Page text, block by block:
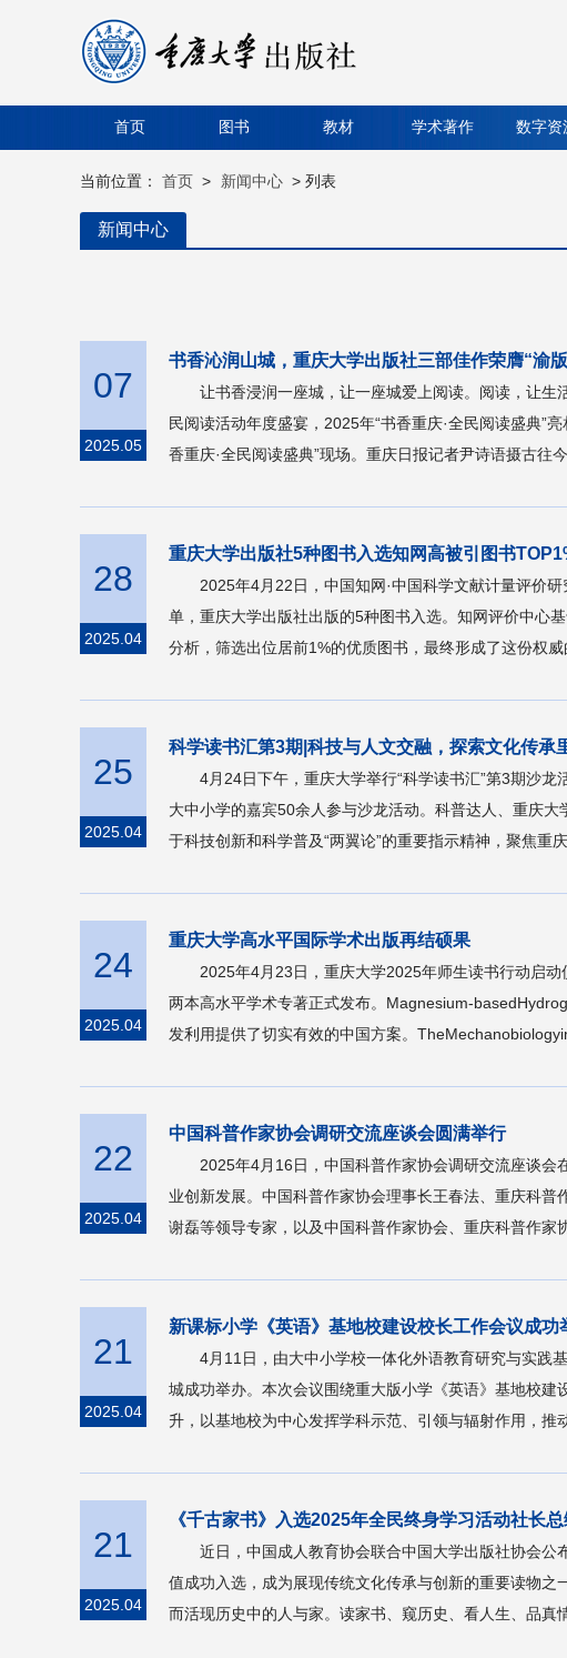
首页 图书 教材 学术著作 数字资
当前位置： 首页 > 新闻中心 > 列表
新闻中心
书香沁润山城，重庆大学出版社三部佳作荣膺“渝
让书香浸润一座城，让一座城爱上阅读。阅读，让生
民阅读活动年度盛宴，2025年“书香重庆·全民阅读盛典”
香重庆·全民阅读盛典”现场。重庆日报记者尹诗语摄古往
07
2025.05
重庆大学出版社5种图书入选知网高被引图书
2025年4月22日，中国知网·中国科学文献计量评价
单，重庆大学出版社出版的5种图书入选。知网评价中心
分析，筛选出位居前1%的优质图书，最终形成了这份权
28
2025.04
科学读书汇第3期|科技与人文交融，探索文化传承
4月24日下午，重庆大学举行“科学读书汇”第3期沙
大中小学的嘉宾50余人参与沙龙活动。科普达人、重庆
于科技创新和科学普及“两翼论”的重要指示精神，聚焦重
25
2025.04
重庆大学高水平国际学术出版再结硕果
2025年4月23日，重庆大学2025年师生读书行动启
两本高水平学术专著正式发布。Magnesium-
发利用提供了切实有效的中国方案。
24
2025.04
中国科普作家协会调研交流座谈会圆满举行
2025年4月16日，中国科普作家协会调研交流座谈
业创新发展。中国科普作家协会理事长王春法、重庆科
谢磊等领导专家，以及中国科普作家协会、重庆科普作家
22
2025.04
新课标小学《英语》基地校建设校长工作会议成功
4月11日，由大中小学校一体化外语教育研究与实践
城成功举办。本次会议围绕重大版小学《英语》基地校
升，以基地校为中心发挥学科示范、引领与辐射作用，推
21
2025.04
《千古家书》入选2025年全民终身学习活动社长总
近日，中国成人教育协会联合中国大学出版社协会
值成功入选，成为展现传统文化传承与创新的重要读物
而活现历史中的人与家。读家书、窥历史、看人生、品真
21
2025.04